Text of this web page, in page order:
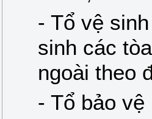
- Tổ vệ
sinh các
ngoài theo
- Tổ bảo